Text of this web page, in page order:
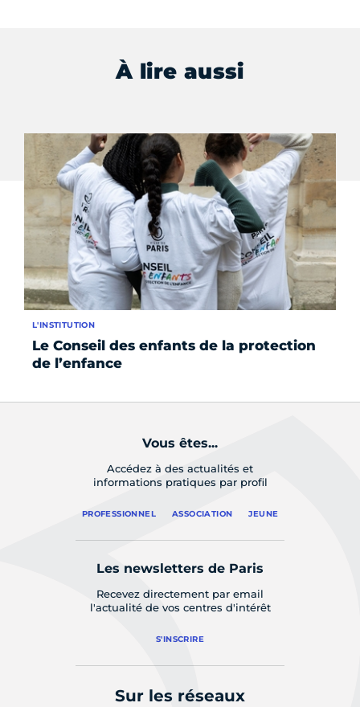
À lire aussi
Le Conseil des enfants de la protection
de l’enfance
L'INSTITUTION
Vous êtes...
Accédez à des actualités et
informations pratiques par profil
PROFESSIONNEL ASSOCIATION JEUNE
Les newsletters de Paris
Recevez directement par email
l'actualité de vos centres d'intérêt
S'INSCRIRE
Sur les réseaux